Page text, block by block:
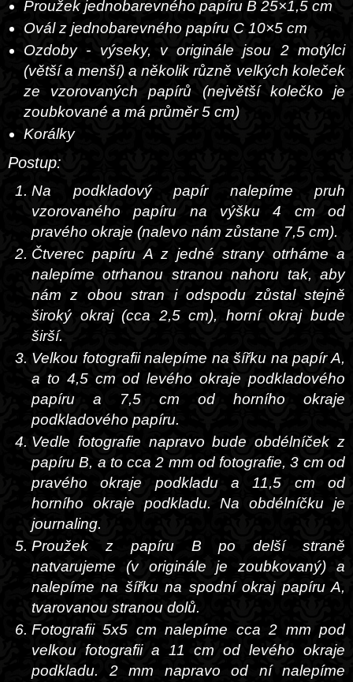
Proužek jednobarevného papíru B 25×1,5 cm
Ovál z jednobarevného papíru C 10×5 cm
Ozdoby - výseky, v originále jsou 2 motýlci
(větší a menší) a několik různě velkých koleček
ze vzorovaných papírů (největší kolečko je
zoubkované a má průměr 5 cm)
Korálky
Postup:
Na podkladový papír nalepíme pruh
vzorovaného papíru na výšku 4 cm od
pravého okraje (nalevo nám zůstane 7,5 cm).
Čtverec papíru A z jedné strany otrháme a
nalepíme otrhanou stranou nahoru tak, aby
nám z obou stran i odspodu zůstal stejně
široký okraj (cca 2,5 cm), horní okraj bude
širší.
Velkou fotografii nalepíme na šířku na papír A,
a to 4,5 cm od levého okraje podkladového
papíru a 7,5 cm od horního okraje
podkladového papíru.
Vedle fotografie napravo bude obdélníček z
papíru B, a to cca 2 mm od fotografie, 3 cm od
pravého okraje podkladu a 11,5 cm od
horního okraje podkladu. Na obdélníčku je
journaling.
Proužek z papíru B po delší straně
natvarujeme (v originále je zoubkovaný) a
nalepíme na šířku na spodní okraj papíru A,
tvarovanou stranou dolů.
Fotografii 5x5 cm nalepíme cca 2 mm pod
velkou fotografii a 11 cm od levého okraje
podkladu. 2 mm napravo od ní nalepíme